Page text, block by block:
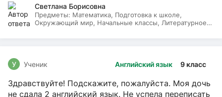
Светлана Борисовна
Предметы: Математика, Подготовка к школе,
Окружающий мир, Начальные классы, Литературное
Английский язык 9 класс
У Ученик
Здравствуйте! Подскажите, пожалуйста. Моя дочь
не сдала 2 английский язык. Не успела переписать